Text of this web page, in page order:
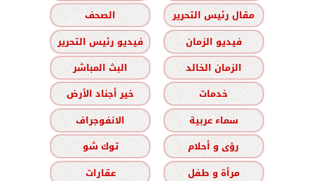
مقال رئيس التحرير
الصحف
فيديو الزمان
فيديو رئيس التحرير
الزمان الخالد
البث المباشر
خدمات
خير أجناد الأرض
سماء عربية
الانفوجراف
رؤى و أحلام
توك شو
مرأة و طفل
عقارات